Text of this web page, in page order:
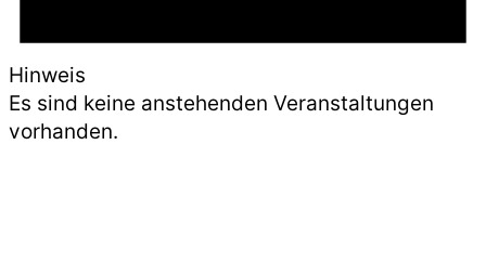
Hinweis
Es sind keine anstehenden Veranstaltungen
vorhanden.